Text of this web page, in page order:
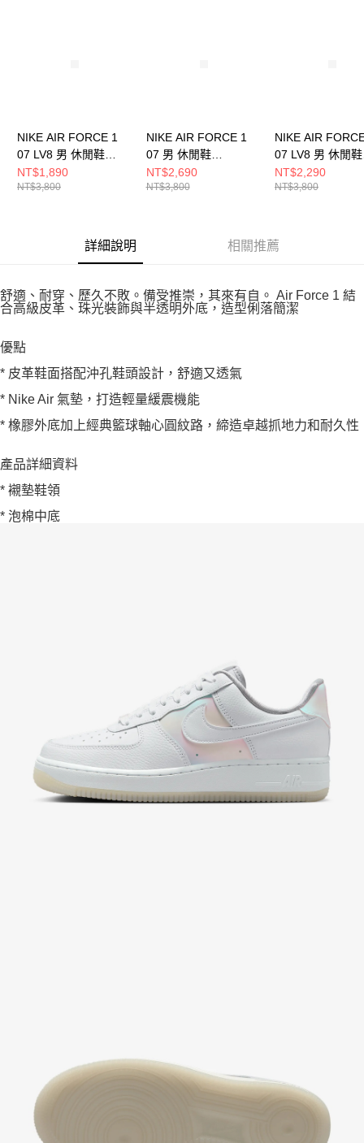
NIKE AIR FORCE 1
07 LV8 男 休閒鞋
HQ3612113
NT$1,890
NT$3,800
NIKE AIR FORCE 1
07 男 休閒鞋
IO9803200
NT$2,690
NT$3,800
NIKE AIR
07 LV8 男 休閒鞋
HJ4465700
NT$2,290
NT$3,800
詳細說明 相關推薦
舒適、耐穿、歷久不敗。備受推崇，其來有自。 Air Force 1 結
合高級皮革、珠光裝飾與半透明外底，造型俐落簡潔
優點
* 皮革鞋面搭配沖孔鞋頭設計，舒適又透氣
* Nike Air 氣墊，打造輕量緩震機能
* 橡膠外底加上經典籃球軸心圓紋路，締造卓越抓地力和耐久性
產品詳細資料
* 襯墊鞋領
* 泡棉中底